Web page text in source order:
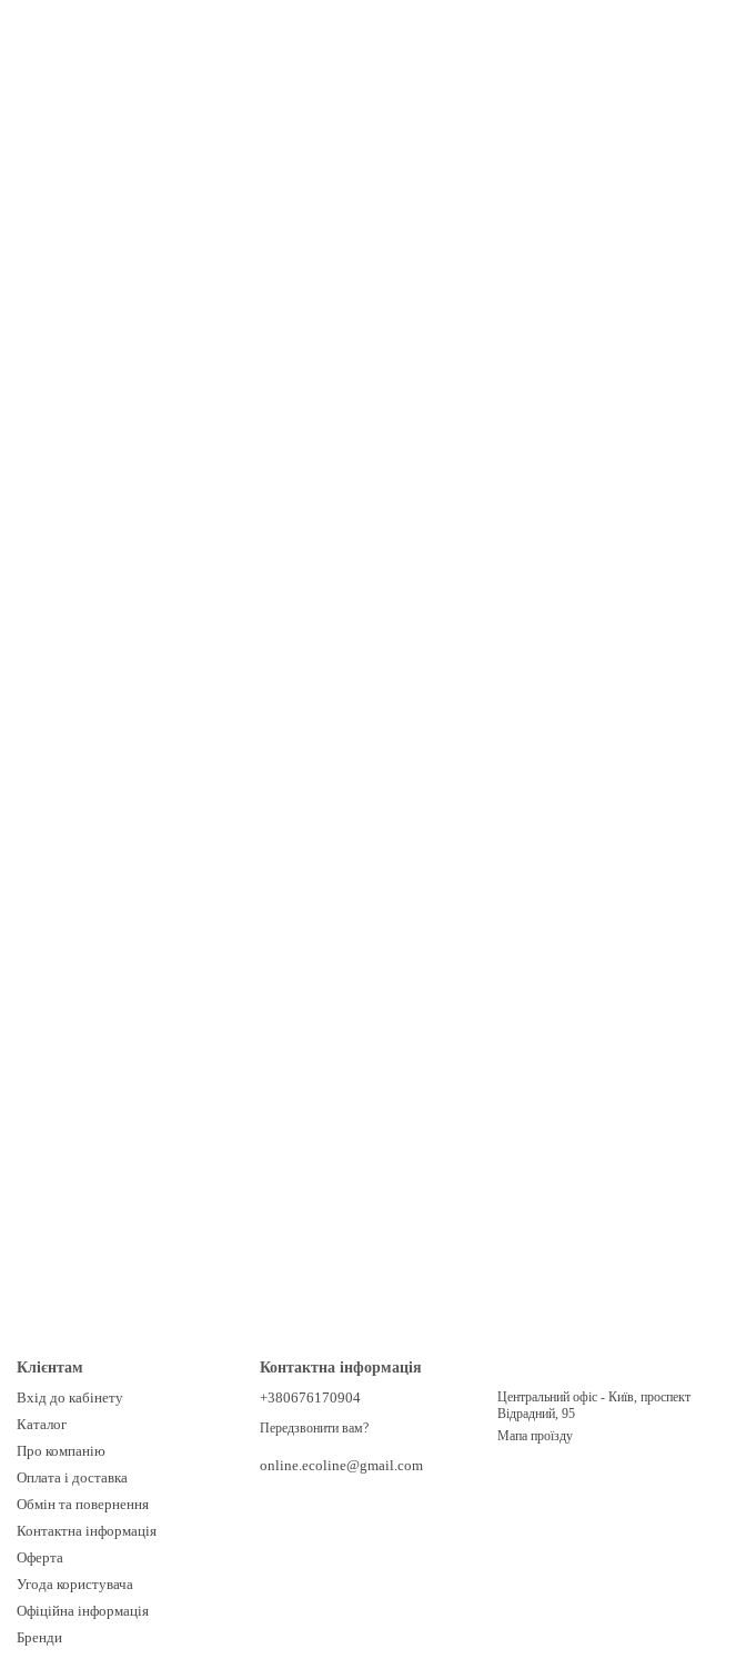
Клієнтам
Вхід до кабінету
Каталог
Про компанію
Оплата і доставка
Обмін та повернення
Контактна інформація
Оферта
Угода користувача
Офіційна інформація
Бренди
Контактна інформація
+380676170904
Передзвонити вам?
online.ecoline@gmail.com
Центральний офіс - Київ, проспект
Відрадний, 95
Мапа проїзду